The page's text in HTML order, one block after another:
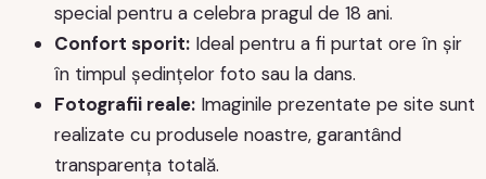
special pentru a celebra pragul de 18 ani.
Confort sporit: Ideal pentru a fi purtat ore în șir
în timpul ședințelor foto sau la dans.
Fotografii reale: Imaginile prezentate pe site sunt
realizate cu produsele noastre, garantând
transparența totală.